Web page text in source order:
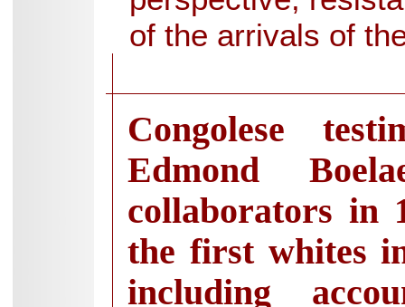
of the arrivals of
Congolese
Edmond
collaborators in
the first whites
including